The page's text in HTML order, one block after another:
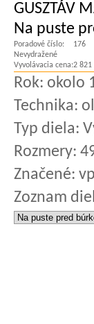
GUSZTÁV
Na puste
Poradové číslo:
176
Nevydražené
Vyvolávacia cena:2 821
Rok: okolo
Technika:
Typ diela:
Rozmery:
Značené:
Zoznam